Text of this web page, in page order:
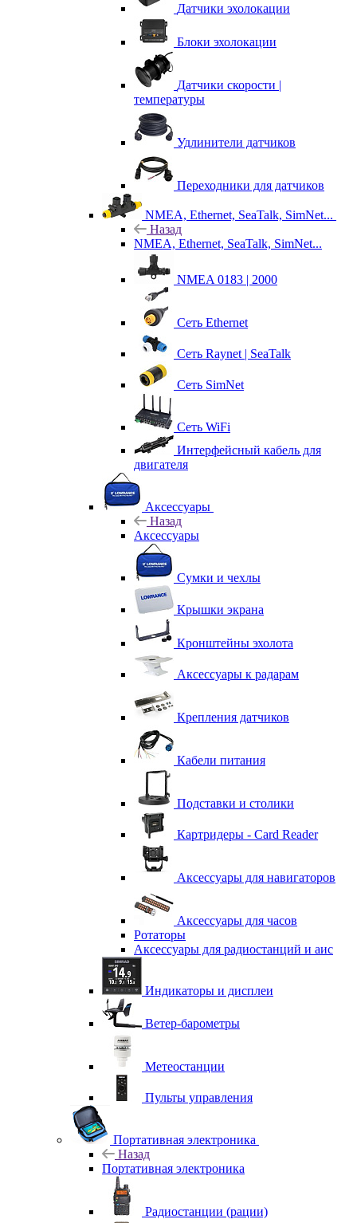
Датчики эхолокации
Блоки эхолокации
Датчики скорости |
температуры
Удлинители датчиков
Переходники для датчиков
NMEA, Ethernet, SeaTalk, SimNet...
Назад
NMEA, Ethernet, SeaTalk, SimNet...
NMEA 0183 | 2000
Сеть Ethernet
Сеть Raynet | SeaTalk
Сеть SimNet
Сеть WiFi
Интерфейсный кабель для
двигателя
Аксессуары
Назад
Аксессуары
Сумки и чехлы
Крышки экрана
Кронштейны эхолота
Аксессуары к радарам
Крепления датчиков
Кабели питания
Подставки и столики
Картридеры - Card Reader
Аксессуары для навигаторов
Аксессуары для часов
Ротаторы
Аксессуары для радиостанций и аис
Индикаторы и дисплеи
Ветер-барометры
Метеостанции
Пульты управления
Портативная электроника
Назад
Портативная электроника
Радиостанции (рации)